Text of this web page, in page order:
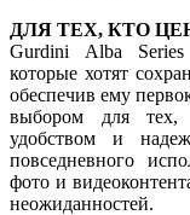
ДЛЯ ТЕХ, КТО
Gurdini Alba Series
которые хотят
обеспечив ему
выбором для тех,
удобством и
повседневного
фото и
неожиданностей.